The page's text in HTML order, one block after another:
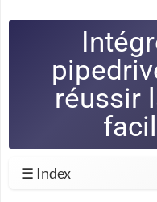
réussir
☰ Index